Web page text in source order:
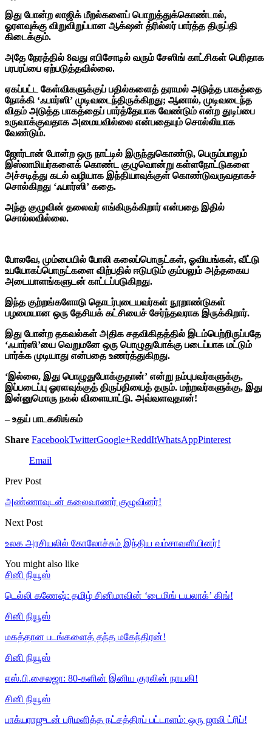
இது போன்ற லாஜிக் மீறல்களைப் பொறுத்துக்கொண்டால்,
ஓரளவுக்கு விறுவிறுப்பான ஆக்‌ஷன் த்ரில்லர் பார்த்த திருப்தி
கிடைக்கும்.
அதே நேரத்தில் 8வது எபிசோடில் வரும் சேஸிங் காட்சிகள் பெரிதாக
பரபரப்பை ஏற்படுத்தவில்லை.
ஏகப்பட்ட கேள்விகளுக்குப் பதில்களைத் தராமல் அடுத்த பாகத்தை
நோக்கி ‘ஃபார்ஸி’ முடிவடைந்திருக்கிறது; ஆனால், முடிவடைந்த
விதம் அடுத்த பாகத்தைப் பார்த்தேயாக வேண்டும் என்ற துடிப்பை
உருவாக்குவதாக அமையவில்லை என்பதையும் சொல்லியாக
வேண்டும்.
ஜோர்டான் போன்ற ஒரு நாட்டில் இருந்துகொண்டு, பெரும்பாலும்
இஸ்லாமியர்களைக் கொண்ட குழுவொன்று கள்ளநோட்டுகளை
அச்சடித்து கடல் வழியாக இந்தியாவுக்குள் கொண்டுவருவதாகச்
சொல்கிறது ‘ஃபார்ஸி’ கதை.
அந்த குழுவின் தலைவர் எங்கிருக்கிறார் என்பதை இதில்
சொல்லவில்லை.
போலவே, மும்பையில் போலி கலைப்பொருட்கள், ஓவியங்கள், வீட்டு
உபயோகப்பொருட்களை விற்பதில் ஈடுபடும் கும்பலும் அத்தகைய
அடையாளங்களுடன் காட்டப்படுகிறது.
இந்த குற்றங்களோடு தொடர்புடையவர்கள் நூறாண்டுகள்
பழமையான ஒரு தேசியக் கட்சியைச் சேர்ந்தவராக இருக்கிறார்.
இது போன்ற தகவல்கள் அதிக சதவிகிதத்தில் இடம்பெற்றிருப்பதே
‘ஃபார்ஸி’யை வெறுமனே ஒரு பொழுதுபோக்கு படைப்பாக மட்டும்
பார்க்க முடியாது என்பதை உணர்த்துகிறது.
‘இல்லை, இது பொழுதுபோக்குதான்’ என்று நம்புபவர்களுக்கு,
இப்படைப்பு ஓரளவுக்குத் திருப்தியைத் தரும். மற்றவர்களுக்கு, இது
இன்னுமொரு நகல் விளையாட்டு. அவ்வளவுதான்!
– உதய் பாடகலிங்கம்
Share FacebookTwitterGoogle+ReddItWhatsAppPinterest
Email
Prev Post
அண்ணாவுடன் கலைவாணர் குழுவினர்!
Next Post
உலக அரசியலில் கோலோச்சும் இந்திய வம்சாவளியினர்!
You might also like
சினி நியூஸ்
டெல்லி கணேஷ்: தமிழ் சினிமாவின் ‘டைமிங் டயலாக்’ கிங்!
சினி நியூஸ்
மகத்தான படங்களைத் தந்த மகேந்திரன்!
சினி நியூஸ்
எஸ்.பி.சைலஜா: 80-களின் இனிய குரலின் நாயகி!
சினி நியூஸ்
பாக்யராஜுடன் பரிமளித்த நட்சத்திரப் பட்டாளம்: ஒரு ஜாலி ட்ரிப்!